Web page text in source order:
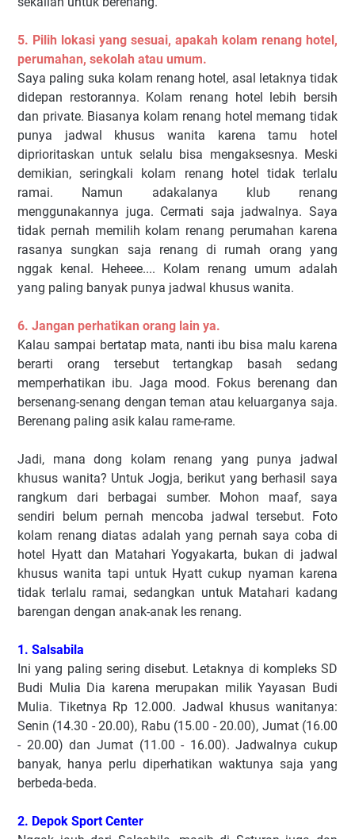
5. Pilih lokasi yang sesuai, apakah kolam renang hotel,
perumahan, sekolah atau umum.
Saya paling suka kolam renang hotel, asal letaknya tidak
didepan restorannya. Kolam renang hotel lebih bersih
dan private. Biasanya kolam renang hotel memang tidak
punya jadwal khusus wanita karena tamu hotel
diprioritaskan untuk selalu bisa mengaksesnya. Meski
demikian, seringkali kolam renang hotel tidak terlalu
ramai. Namun adakalanya klub renang
menggunakannya juga. Cermati saja jadwalnya. Saya
tidak pernah memilih kolam renang perumahan karena
rasanya sungkan saja renang di rumah orang yang
nggak kenal. Heheee.... Kolam renang umum adalah
yang paling banyak punya jadwal khusus wanita.
6. Jangan perhatikan orang lain ya.
Kalau sampai bertatap mata, nanti ibu bisa malu karena
berarti orang tersebut tertangkap basah sedang
memperhatikan ibu. Jaga mood. Fokus berenang dan
bersenang-senang dengan teman atau keluarganya saja.
Berenang paling asik kalau rame-rame.
Jadi, mana dong kolam renang yang punya jadwal
khusus wanita? Untuk Jogja, berikut yang berhasil saya
rangkum dari berbagai sumber. Mohon maaf, saya
sendiri belum pernah mencoba jadwal tersebut. Foto
kolam renang diatas adalah yang pernah saya coba di
hotel Hyatt dan Matahari Yogyakarta, bukan di jadwal
khusus wanita tapi untuk Hyatt cukup nyaman karena
tidak terlalu ramai, sedangkan untuk Matahari kadang
barengan dengan anak-anak les renang.
1. Salsabila
Ini yang paling sering disebut. Letaknya di kompleks SD
Budi Mulia Dia karena merupakan milik Yayasan Budi
Mulia. Tiketnya Rp 12.000. Jadwal khusus wanitanya:
Senin (14.30 - 20.00), Rabu (15.00 - 20.00), Jumat (16.00
- 20.00) dan Jumat (11.00 - 16.00). Jadwalnya cukup
banyak, hanya perlu diperhatikan waktunya saja yang
berbeda-beda.
2. Depok Sport Center